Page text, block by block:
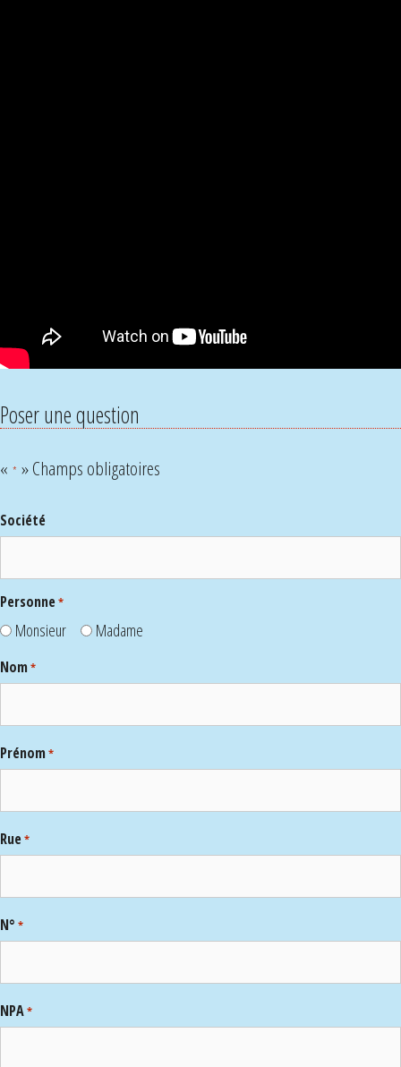
Poser une question
« * » Champs obligatoires
Société
Personne*
Monsieur Madame
Nom*
Prénom*
Rue*
N° *
NPA*